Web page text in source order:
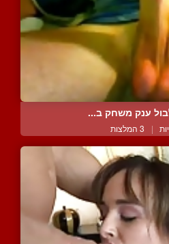
ענק משחק ב...
| 3 המלצות